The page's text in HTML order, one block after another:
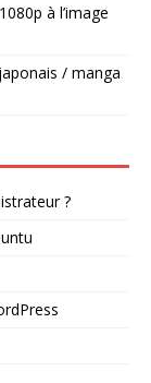
à l’image
/ manga
?